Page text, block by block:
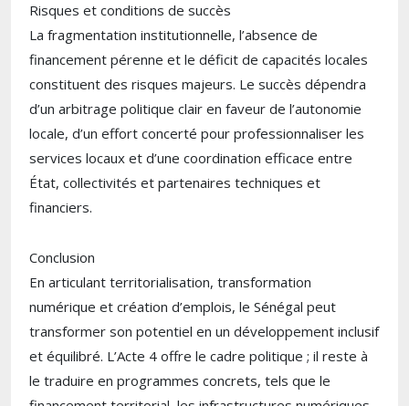
Risques et conditions de succès
La fragmentation institutionnelle, l’absence de
financement pérenne et le déficit de capacités locales
constituent des risques majeurs. Le succès dépendra
d’un arbitrage politique clair en faveur de l’autonomie
locale, d’un effort concerté pour professionnaliser les
services locaux et d’une coordination efficace entre
État, collectivités et partenaires techniques et
financiers.
Conclusion
En articulant territorialisation, transformation
numérique et création d’emplois, le Sénégal peut
transformer son potentiel en un développement inclusif
et équilibré. L’Acte 4 offre le cadre politique ; il reste à
le traduire en programmes concrets, tels que le